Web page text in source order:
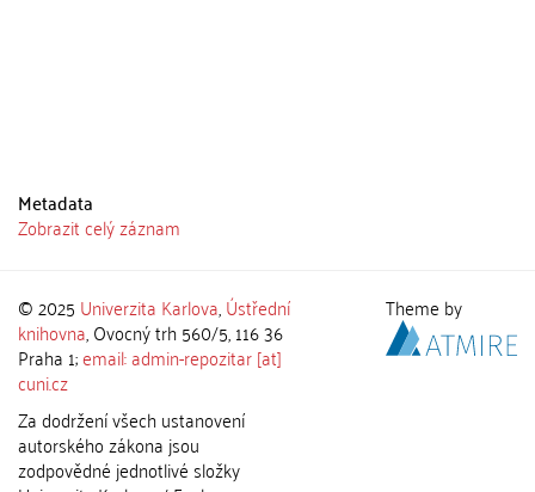
Metadata
Zobrazit celý záznam
© 2025 Univerzita Karlova,Ústřední
knihovna, Ovocný trh 560/5, 116 36
Praha 1;email: admin-repozitar [at]
cuni.cz
Za dodržení všech ustanovení
autorského zákona jsou
zodpovědné jednotlivé složky
Theme by